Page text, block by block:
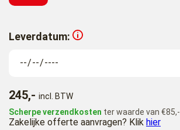
Leverdatum:
245,- incl. BTW
Scherpe verzendkosten ter waarde van €85,-
Zakelijke offerte aanvragen? Klik hier